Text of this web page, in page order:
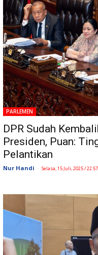
PARLEMEN
DPR Sudah
Presiden, Puan:
Pelantikan
Nur Handi - Selasa, 15 Juli, 2025 /